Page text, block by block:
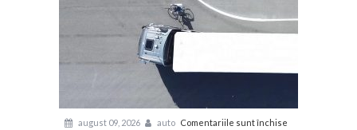
showroom-
uri
să
la
august 09, 2026 auto Comentariile sunt închise